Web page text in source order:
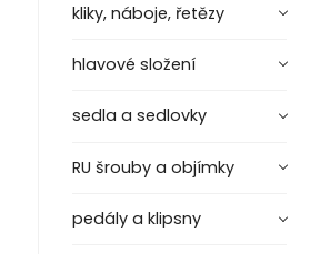
kliky, náboje, řetězy
hlavové složení
sedla a sedlovky
RU šrouby a objímky
pedály a klipsny